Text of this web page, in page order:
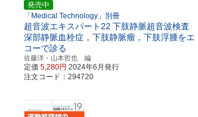
発売中
「Medical Technology」別冊
超音波エキスパート22 下肢静脈超音波検査
深部静脈血栓症，下肢静脈瘤，下肢浮腫をエ
コーで診る
佐藤洋・山本哲也 編
定価5,280円 2024年6月発行
注文コード：294720